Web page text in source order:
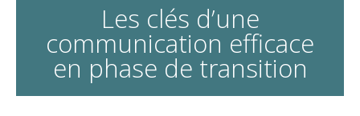
Les clés d’une
communication efficace
en phase de transition